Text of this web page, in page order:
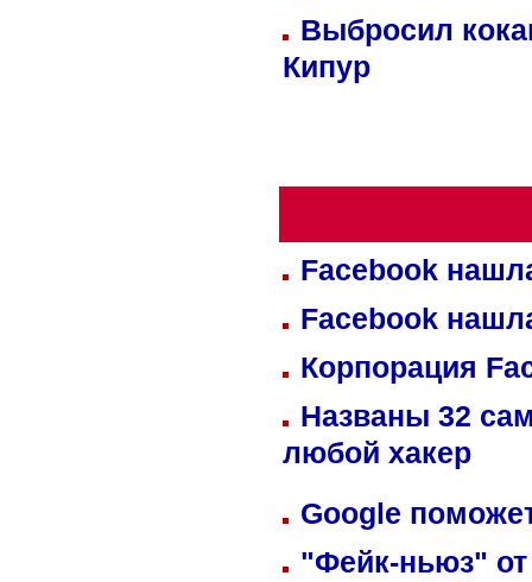
Выбросил
Кипур
Facebook
Facebook
Корпорация
Названы 32
любой хакер
Google
"Фейк-ньюз" от